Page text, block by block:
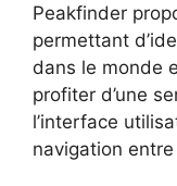
Peakfinder
permettant
dans le monde
profiter d’une
l’interface
navigation